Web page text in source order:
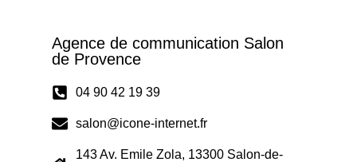
Agence de communication Salon
de Provence
04 90 42 19 39
salon@icone-internet.fr
143 Av. Emile Zola, 13300 Salon-de-